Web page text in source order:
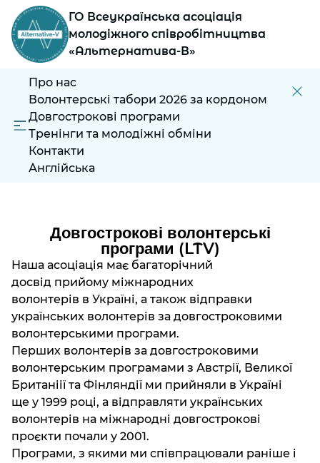
ГО Всеукраїнська асоціація
молодіжного співробітництва
«Альтернатива-В»
Про нас
Волонтерські табори 2026 за кордоном
Довгострокові програми
Тренінги та молодіжні обміни
Контакти
Англійська
Довгострокові волонтерські
програми (LTV)
Наша асоціація має багаторічний
досвід прийому міжнародних
волонтерів в Україні, а також відправки
українських волонтерів за довгостроковими
волонтерськими програми.
Перших волонтерів за довгостроковими
волонтерським програмами з Австрії, Великої
Британіії та Фінляндії ми прийняли в Україні
ще у 1999 році, а відправляти українських
волонтерів на міжнародні довгострокові
проєкти почали у 2001.
Програми, з якими ми співпрацювали раніше і